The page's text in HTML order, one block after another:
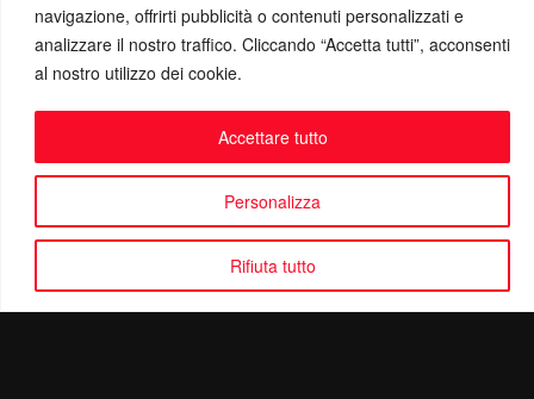
navigazione, offrirti pubblicità o contenuti personalizzati e
analizzare il nostro traffico. Cliccando “Accetta tutti”, acconsenti
al nostro utilizzo dei cookie.
Personalizza
Rifiuta tutto
Accettare tutto